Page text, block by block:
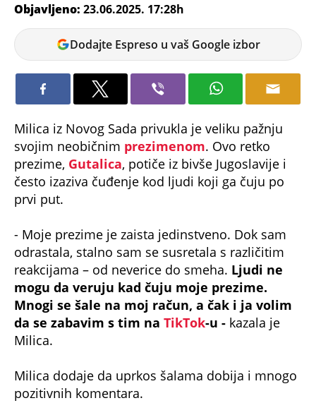
Objavljeno: 23.06.2025. 17:28h
Tatjana
Maksić
Dodajte Espreso u vaš Google izbor
Milica iz Novog Sada privukla je veliku pažnju
svojim neobičnim prezimenom. Ovo retko
prezime, Gutalica, potiče iz bivše Jugoslavije i
često izaziva čuđenje kod ljudi koji ga čuju po
prvi put.
- Moje prezime je zaista jedinstveno. Dok sam
odrastala, stalno sam se susretala s različitim
reakcijama – od neverice do smeha. Ljudi ne
mogu da veruju kad čuju moje prezime.
Mnogi se šale na moj račun, a čak i ja volim
da se zabavim s tim na TikTok-u - kazala je
Milica.
Milica dodaje da uprkos šalama dobija i mnogo
pozitivnih komentara.